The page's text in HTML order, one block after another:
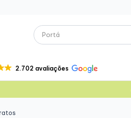
2.702 avaliações